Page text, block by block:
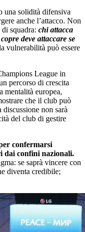
una solidità difensiva
anche l’attacco. Non
squadra: chi attacca
deve attaccare se
vulnerabilità può essere
League in
percorso di crescita
mentalità europea,
che il club può
non sarà
del club di gestire
confermarsi
dai confini nazionali.
se saprà vincere con
diventa credibile;